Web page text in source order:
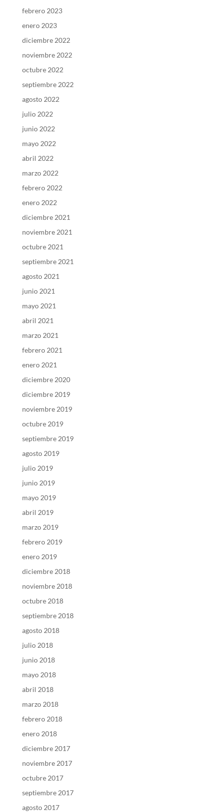
febrero 2023
enero 2023
diciembre 2022
noviembre 2022
octubre 2022
septiembre 2022
agosto 2022
julio 2022
junio 2022
mayo 2022
abril 2022
marzo 2022
febrero 2022
enero 2022
diciembre 2021
noviembre 2021
octubre 2021
septiembre 2021
agosto 2021
junio 2021
mayo 2021
abril 2021
marzo 2021
febrero 2021
enero 2021
diciembre 2020
diciembre 2019
noviembre 2019
octubre 2019
septiembre 2019
agosto 2019
julio 2019
junio 2019
mayo 2019
abril 2019
marzo 2019
febrero 2019
enero 2019
diciembre 2018
noviembre 2018
octubre 2018
septiembre 2018
agosto 2018
julio 2018
junio 2018
mayo 2018
abril 2018
marzo 2018
febrero 2018
enero 2018
diciembre 2017
noviembre 2017
octubre 2017
septiembre 2017
agosto 2017